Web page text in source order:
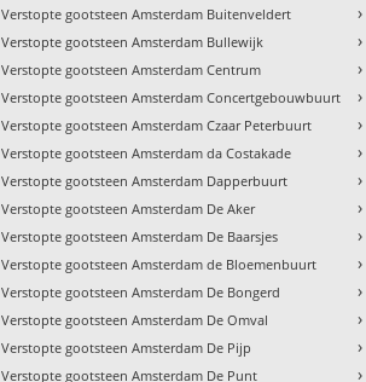
Verstopte gootsteen Amsterdam Buitenveldert
Verstopte gootsteen Amsterdam Bullewijk
Verstopte gootsteen Amsterdam Centrum
Verstopte gootsteen Amsterdam Concertgebouwbuurt
Verstopte gootsteen Amsterdam Czaar Peterbuurt
Verstopte gootsteen Amsterdam da Costakade
Verstopte gootsteen Amsterdam Dapperbuurt
Verstopte gootsteen Amsterdam De Aker
Verstopte gootsteen Amsterdam De Baarsjes
Verstopte gootsteen Amsterdam de Bloemenbuurt
Verstopte gootsteen Amsterdam De Bongerd
Verstopte gootsteen Amsterdam De Omval
Verstopte gootsteen Amsterdam De Pijp
Verstopte gootsteen Amsterdam De Punt
›
›
›
›
›
›
›
›
›
›
›
›
›
›